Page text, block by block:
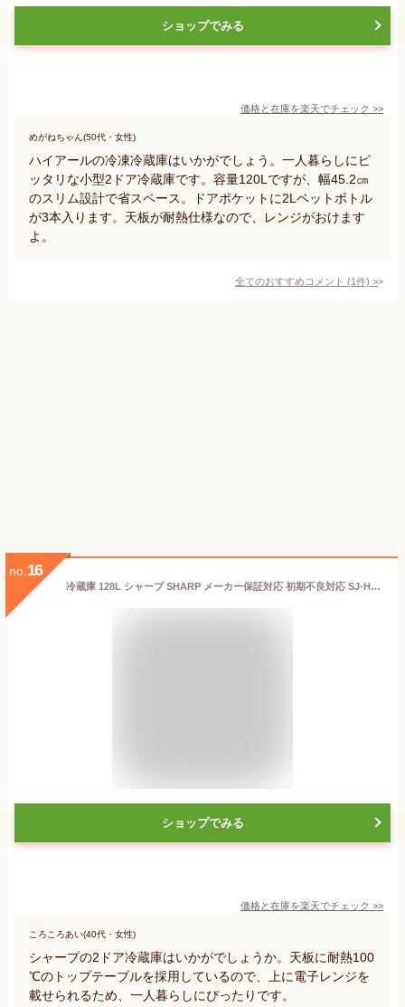
ショップでみる
価格と在庫を楽天でチェック >>
めがねちゃん(50代・女性)
ハイアールの冷凍冷蔵庫はいかがでしょう。一人暮らしにピ
ッタリな小型2ドア冷蔵庫です。容量120Lですが、幅45.2㎝
のスリム設計で省スペース。ドアポケットに2Lペットボトル
が3本入ります。天板が耐熱仕様なので、レンジがおけます
よ。
全てのおすすめコメント (1件) >
no. 16
冷蔵庫 128L シャープ SHARP メーカー保証対応 初期不良対応 SJ-H13E-S シルバー系 2ドア 右開き メーカー様お取引あり エクプラ特選
ショップでみる
価格と在庫を楽天でチェック >>
ころころあい(40代・女性)
シャープの2ドア冷蔵庫はいかがでしょうか。天板に耐熱100
℃のトップテーブルを採用しているので、上に電子レンジを
載せられるため、一人暮らしにぴったりです。